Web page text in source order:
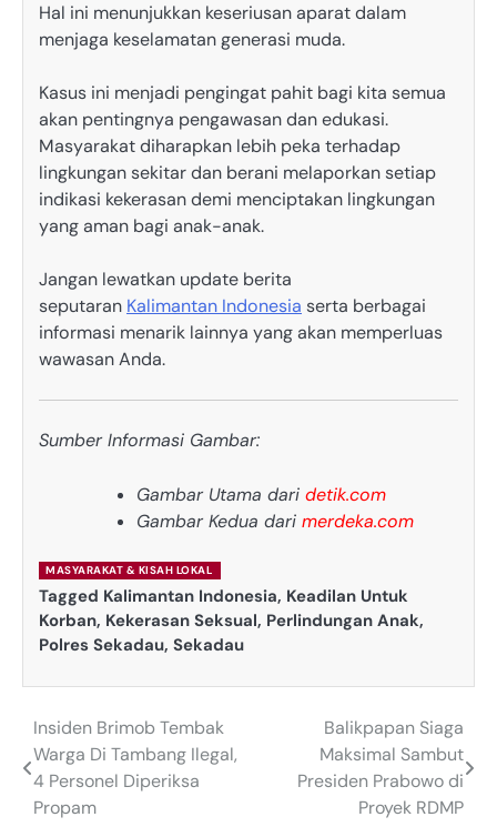
Hal ini menunjukkan keseriusan aparat dalam
menjaga keselamatan generasi muda.
Kasus ini menjadi pengingat pahit bagi kita semua
akan pentingnya pengawasan dan edukasi.
Masyarakat diharapkan lebih peka terhadap
lingkungan sekitar dan berani melaporkan setiap
indikasi kekerasan demi menciptakan lingkungan
yang aman bagi anak-anak.
Jangan lewatkan update berita
seputaran Kalimantan Indonesia serta berbagai
informasi menarik lainnya yang akan memperluas
wawasan Anda.
Sumber Informasi Gambar:
Gambar Utama dari detik.com
Gambar Kedua dari merdeka.com
MASYARAKAT & KISAH LOKAL
Tagged Kalimantan Indonesia, Keadilan Untuk
Korban, Kekerasan Seksual, Perlindungan Anak,
Polres Sekadau, Sekadau
Post
navigation
Insiden Brimob Tembak
Warga Di Tambang Ilegal,
4 Personel Diperiksa
Propam
Balikpapan Siaga
Maksimal Sambut
Presiden Prabowo di
Proyek RDMP